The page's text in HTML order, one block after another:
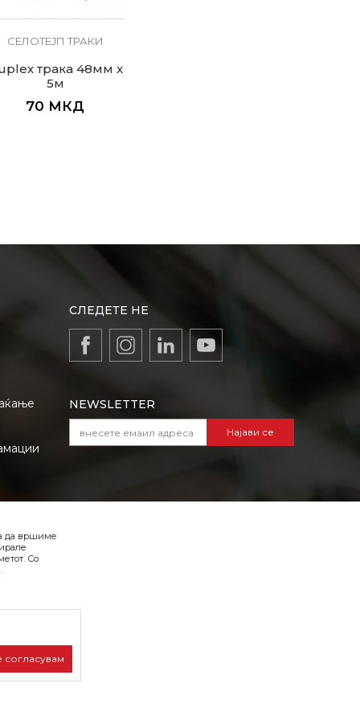
СЕЛОТЕЈП ТРАКИ
трака 48мм x
5м
70 МКД
СЛЕДЕТЕ НЕ
NEWSLETTER
Најави се
да вршиме
Со
согласувам